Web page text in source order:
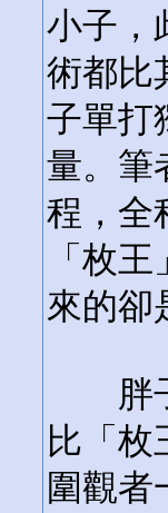
小子，
術都比
子單打
量。筆
程，全
「枚
來的
胖子
比「枚
圍觀者